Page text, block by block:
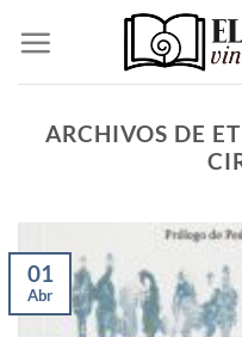
contenido
ARCHIVOS DE
01
Abr